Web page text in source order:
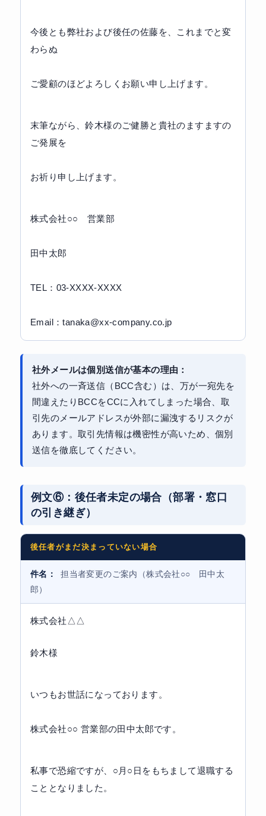
今後とも弊社および後任の佐藤を、これまでと変
わらぬ
ご愛顧のほどよろしくお願い申し上げます。
末筆ながら、鈴木様のご健勝と貴社のますますの
ご発展を
お祈り申し上げます。
株式会社○○　営業部
田中太郎
TEL：03-XXXX-XXXX
Email：tanaka@xx-company.co.jp
社外メールは個別送信が基本の理由：
社外への一斉送信（BCC含む）は、万が一宛先を
間違えたりBCCをCCに入れてしまった場合、取
引先のメールアドレスが外部に漏洩するリスクが
あります。取引先情報は機密性が高いため、個別
送信を徹底してください。
例文⑥：後任者未定の場合（部署・窓口
の引き継ぎ）
後任者がまだ決まっていない場合
件名：
担当者変更のご案内（株式会社○○ 田中太
郎）
株式会社△△
鈴木様
いつもお世話になっております。
株式会社○○ 営業部の田中太郎です。
私事で恐縮ですが、○月○日をもちまして退職する
こととなりました。